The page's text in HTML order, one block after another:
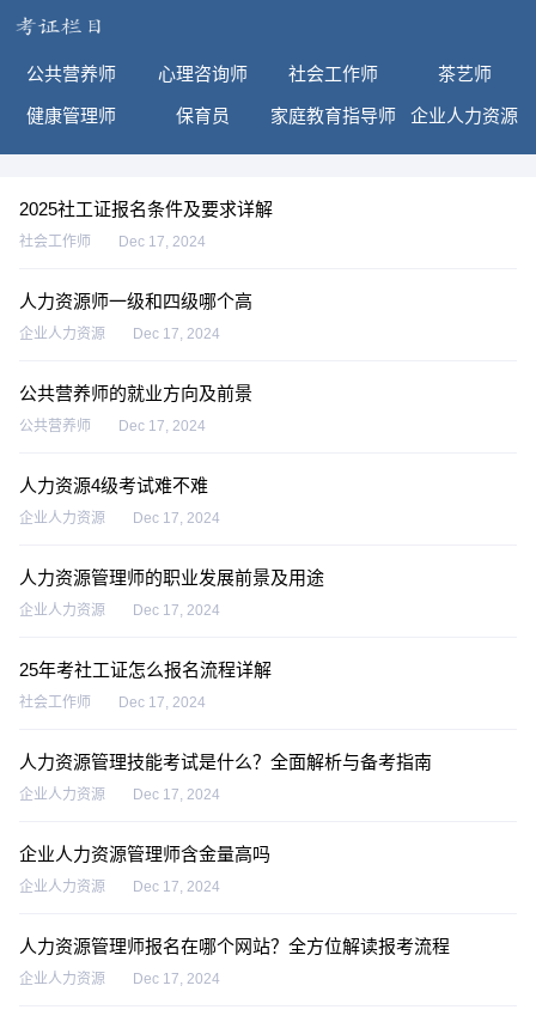
公共营养师 心理咨询师 社会工作师 茶艺师
健康管理师 保育员 家庭教育指导师 企业人力资源
2025社工证报名条件及要求详解
社会工作师 Dec 17, 2024
人力资源师一级和四级哪个高
企业人力资源 Dec 17, 2024
公共营养师的就业方向及前景
公共营养师 Dec 17, 2024
人力资源4级考试难不难
企业人力资源 Dec 17, 2024
人力资源管理师的职业发展前景及用途
企业人力资源 Dec 17, 2024
25年考社工证怎么报名流程详解
社会工作师 Dec 17, 2024
人力资源管理技能考试是什么？全面解析与备考指南
企业人力资源 Dec 17, 2024
企业人力资源管理师含金量高吗
企业人力资源 Dec 17, 2024
人力资源管理师报名在哪个网站？全方位解读报考流程
企业人力资源 Dec 17, 2024